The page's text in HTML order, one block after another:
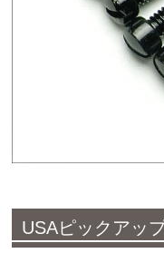
USAピックアッ